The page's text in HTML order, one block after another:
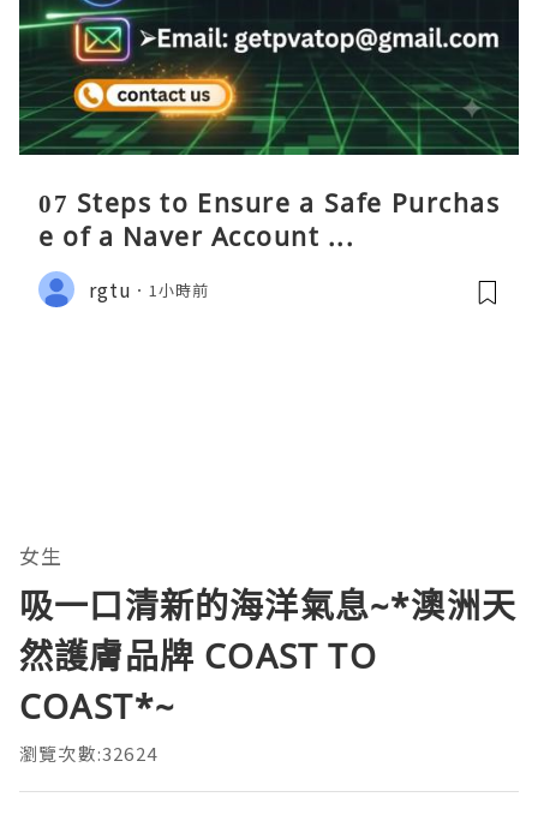
07 Steps to Ensure a Safe Purchas
e of a Naver Account ...
rgtu 1小時前
女生
吸一口清新的海洋氣息~*澳洲天
然護膚品牌 COAST TO
COAST*~
瀏覽次數:32624